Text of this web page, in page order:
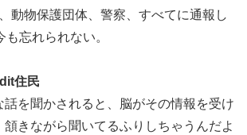
動物保護団体、警察、すべてに通報し
忘れられない。
住民
話を聞かされると、脳がその情報を受け
頷きながら聞いてるふりしちゃうんだよ